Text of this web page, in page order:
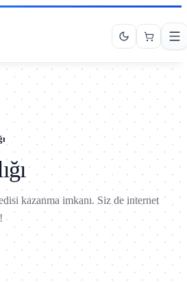
kazanma imkanı. Siz de internet